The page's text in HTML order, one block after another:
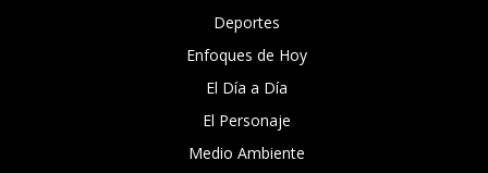
Deportes
Enfoques de Hoy
El Día a Día
El Personaje
Medio Ambiente